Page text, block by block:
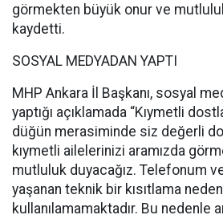
görmekten büyük onur ve
kaydetti.
SOSYAL MEDYADAN YAPTI
MHP Ankara İl Başkanı, sosyal
yaptığı açıklamada “Kıymetli
düğün merasiminde siz değerli
kıymetli ailelerinizi aramızda
mutluluk duyacağız. Telefonum
yaşanan teknik bir kısıtlama
kullanılamamaktadır. Bu nedenle